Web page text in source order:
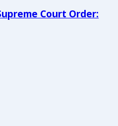
Court Order: